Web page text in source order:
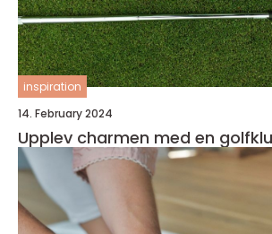
inspiration
14. February 2024
Upplev charmen med en